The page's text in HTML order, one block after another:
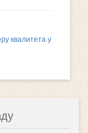
квалитета у